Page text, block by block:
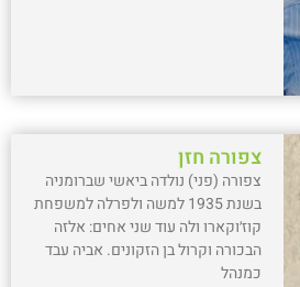
צפורה חזן
צפורה (פני) נולדה ביאשי שברומניה
בשנת 1935 למשה ולפרלה למשפחת
קוז׳וקארו ולה עוד שני אחים: אלזה
הבכורה וקרול בן הזקונים. אביה עבד
כמנהל